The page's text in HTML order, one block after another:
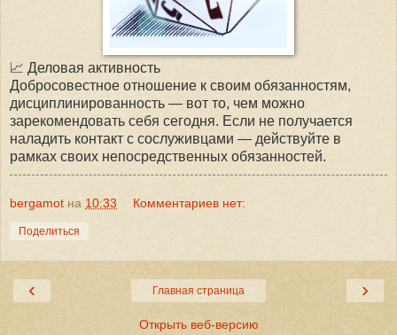
📈 Деловая активность
Добросовестное отношение к своим обязанностям,
дисциплинированность — вот то, чем можно
зарекомендовать себя сегодня. Если не получается
наладить контакт с сослуживцами — действуйте в
рамках своих непосредственных обязанностей.
bergamot на 10:33 Комментариев нет:
Поделиться
‹ ›
Главная страница
Открыть веб-версию